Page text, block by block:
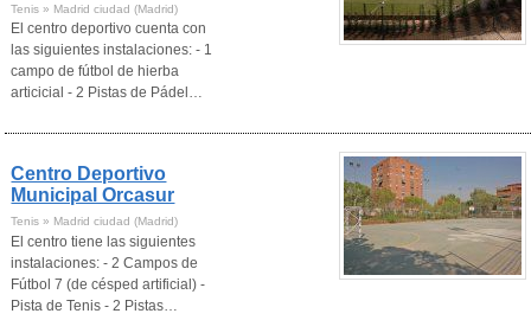
Tenis » Madrid ciudad (Madrid)
El centro deportivo cuenta con
las siguientes instalaciones: - 1
campo de fútbol de hierba
articicial - 2 Pistas de Pádel…
Centro Deportivo
Municipal Orcasur
Tenis » Madrid ciudad (Madrid)
El centro tiene las siguientes
instalaciones: - 2 Campos de
Fútbol 7 (de césped artificial) -
Pista de Tenis - 2 Pistas…